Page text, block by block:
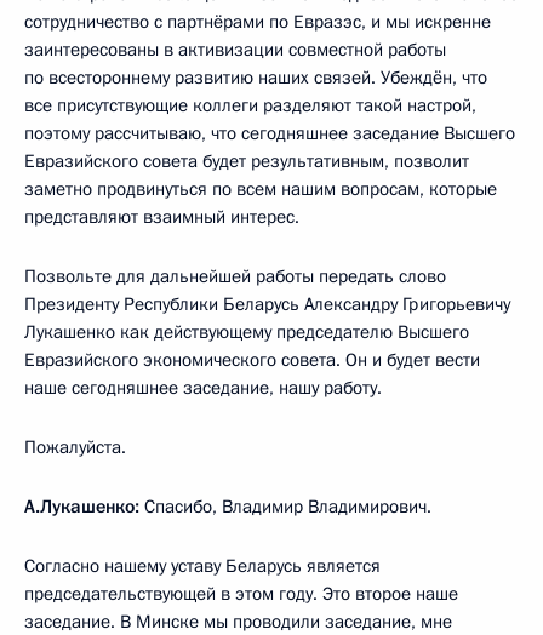
сотрудничество с партнёрами по Евразэс, и мы искренне
заинтересованы в активизации совместной работы
по всестороннему развитию наших связей. Убеждён, что
все присутствующие коллеги разделяют такой настрой,
поэтому рассчитываю, что сегодняшнее заседание Высшего
Евразийского совета будет результативным, позволит
заметно продвинуться по всем нашим вопросам, которые
представляют взаимный интерес.
Позвольте для дальнейшей работы передать слово
Президенту Республики Беларусь Александру Григорьевичу
Лукашенко как действующему председателю Высшего
Евразийского экономического совета. Он и будет вести
наше сегодняшнее заседание, нашу работу.
Пожалуйста.
А.Лукашенко: Спасибо, Владимир Владимирович.
Согласно нашему уставу Беларусь является
председательствующей в этом году. Это второе наше
заседание. В Минске мы проводили заседание, мне